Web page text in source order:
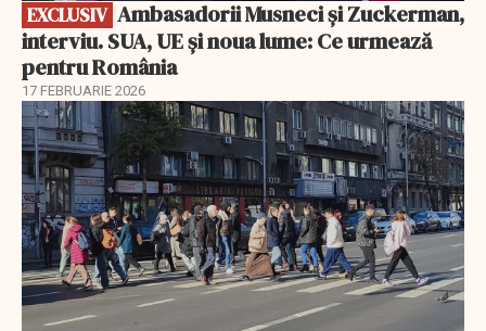
EXCLUSIV
interviu. SUA, UE și noua lume: Ce urmează
pentru România
17 FEBRUARIE 2026